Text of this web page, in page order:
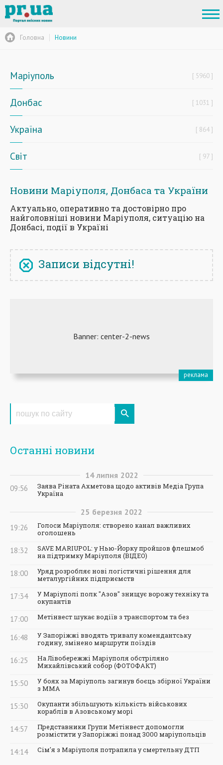
Головна Новини
Маріуполь 5960
Донбас 1031
Україна 864
Світ 97
Новини Маріуполя, Донбаса та України
Актуально, оперативно та достовірно про
найголовніші новини Маріуполя, ситуацію на
Донбасі, події в Україні
Записи відсутні!
Останні новини
14 липня 2022
09:56
Заява Ріната Ахметова щодо активів Медіа Група
Україна
25 березня 2022
19:26
Голоси Маріуполя: створено канал важливих
оголошень
18:32
SAVE MARIUPOL: у Нью-Йорку пройшов флешмоб
на підтримку Маріуполя (ВІДЕО)
18:00
Уряд розробляє нові логістичні рішення для
металургійних підприємств
17:34
У Маріуполі полк "Азов" знищує ворожу техніку та
окупантів
17:00 Метінвест шукає водіїв з транспортом та без
16:48
У Запоріжжі вводять тривалу комендантську
годину, змінено маршрути поїздів
16:25
На Лівобережжі Маріуполя обстріляно
Михайлівський собор (ФОТОФАКТ)
15:50
У боях за Маріуполь загинув боєць збірної України
з ММА
15:30
Окупанти збільшують кількість військових
кораблів в Азовському морі
14:57
Представники Групи Метінвест допомогли
розмістити у Запоріжжі понад 3000 маріупольців
14:14 Сім'я з Маріуполя потрапила у смертельну ДТП